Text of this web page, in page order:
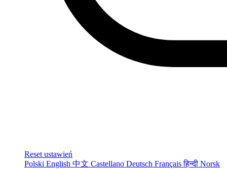
Reset ustawień
Polski English 中文 Castellano Deutsch Françaisहिन्दी Norsk